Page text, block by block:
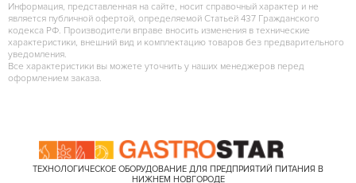
Информация, представленная на сайте, носит справочный характер и не
является публичной офертой, определяемой Статьей 437 Гражданского
кодекса РФ. Производители вправе вносить изменения в технические
характеристики, внешний вид и комплектацию товаров без предварительного
уведомления.
Все характеристики вы можете уточнить у наших менеджеров перед
оформлением заказа.
ТЕХНОЛОГИЧЕСКОЕ ОБОРУДОВАНИЕ ДЛЯ ПРЕДПРИЯТИЙ ПИТАНИЯ В
НИЖНЕМ НОВГОРОДЕ